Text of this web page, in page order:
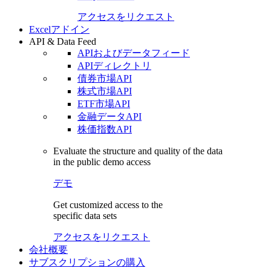
アクセスをリクエスト
Excelアドイン
API & Data Feed
APIおよびデータフィード
APIディレクトリ
債券市場API
株式市場API
ETF市場API
金融データAPI
株価指数API
Evaluate the structure and quality of the data
in the public demo access
デモ
Get customized access to the
specific data sets
アクセスをリクエスト
会社概要
サブスクリプションの購入